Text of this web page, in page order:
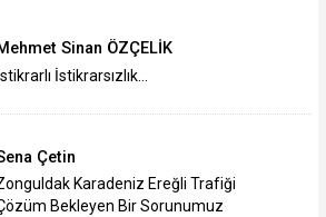
Sinan ÖZÇELİK
İstikrarsızlık…
Çetin
Karadeniz Ereğli Trafiği
Bekleyen Bir Sorunumuz